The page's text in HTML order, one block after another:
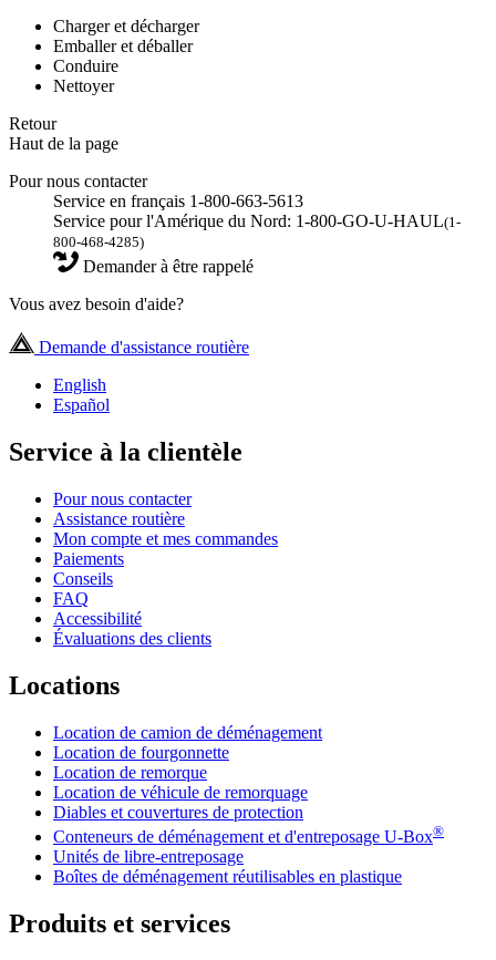
Charger et décharger
Emballer et déballer
Conduire
Nettoyer
Retour
Haut de la page
Pour nous contacter
Service en français 1-800-663-5613
Service pour l'Amérique du Nord: 1-800-GO-U-HAUL(1-
800-468-4285)
Demander à être rappelé
Vous avez besoin d'aide?
Demande d'assistance routière
English
Español
Service à la clientèle
Pour nous contacter
Assistance routière
Mon compte et mes commandes
Paiements
Conseils
FAQ
Accessibilité
Évaluations des clients
Locations
Location de camion de déménagement
Location de fourgonnette
Location de remorque
Location de véhicule de remorquage
Diables et couvertures de protection
Conteneurs de déménagement et d'entreposage U-Box®
Unités de libre-entreposage
Boîtes de déménagement réutilisables en plastique
Produits et services